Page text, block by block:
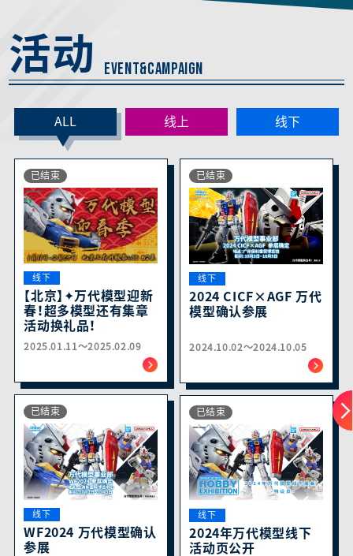
活动 EVENT&CAMPAIGN
ALL 线上 线下
已结束
线下
【北京】✦万代模型迎新
春！超多模型还有集章
活动换礼品！
2025.01.11～2025.02.09
已结束
线下
WF2024 万代模型确认
参展
已结束
线下
2024 CICF×AGF 万代
模型确认参展
2024.10.02～2024.10.05
已结束
线下
2024年万代模型线下
活动页公开